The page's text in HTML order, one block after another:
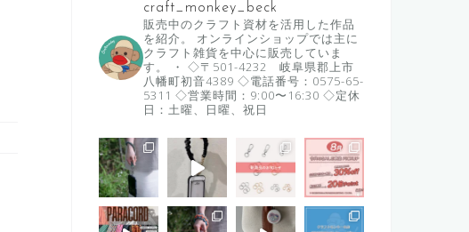
craft_monkey_beck
販売中のクラフト資材を活用した作品
を紹介。
オンラインショップでは主に
クラフト雑貨を中心に販売していま
す。
・ ◇〒501-4232 岐阜県郡上市
八幡町初音4389 ◇電話番号：0575-65-
5311 ◇営業時間：9:00〜16:30 ◇定休
日：土曜、日曜、祝日